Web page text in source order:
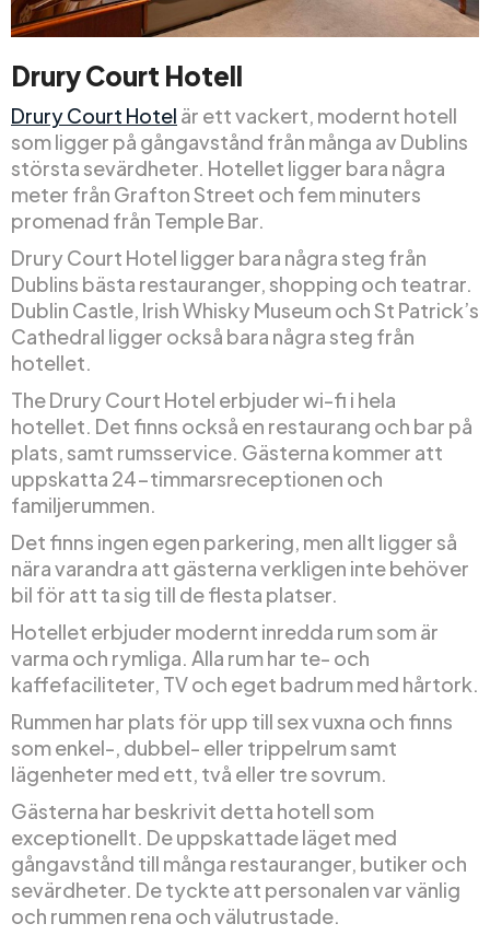
Drury Court Hotell
Drury Court Hotel är ett vackert, modernt hotell
som ligger på gångavstånd från många av Dublins
största sevärdheter. Hotellet ligger bara några
meter från Grafton Street och fem minuters
promenad från Temple Bar.
Drury Court Hotel ligger bara några steg från
Dublins bästa restauranger, shopping och teatrar.
Dublin Castle, Irish Whisky Museum och St Patrick’s
Cathedral ligger också bara några steg från
hotellet.
The Drury Court Hotel erbjuder wi-fi i hela
hotellet. Det finns också en restaurang och bar på
plats, samt rumsservice. Gästerna kommer att
uppskatta 24-timmarsreceptionen och
familjerummen.
Det finns ingen egen parkering, men allt ligger så
nära varandra att gästerna verkligen inte behöver
bil för att ta sig till de flesta platser.
Hotellet erbjuder modernt inredda rum som är
varma och rymliga. Alla rum har te- och
kaffefaciliteter, TV och eget badrum med hårtork.
Rummen har plats för upp till sex vuxna och finns
som enkel-, dubbel- eller trippelrum samt
lägenheter med ett, två eller tre sovrum.
Gästerna har beskrivit detta hotell som
exceptionellt. De uppskattade läget med
gångavstånd till många restauranger, butiker och
sevärdheter. De tyckte att personalen var vänlig
och rummen rena och välutrustade.